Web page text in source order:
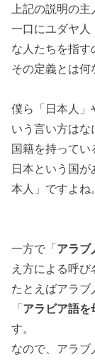
上記の説明の
一口にユダヤ人
な人たちを指す
その定義とは何
僕ら「日本人」
いう言い方は
国籍を持ってい
日本という国
本人」ですよね
一方で「アラブ
え方による呼び
たとえばアラブ
「アラビア語を
す。
なので、アラブ